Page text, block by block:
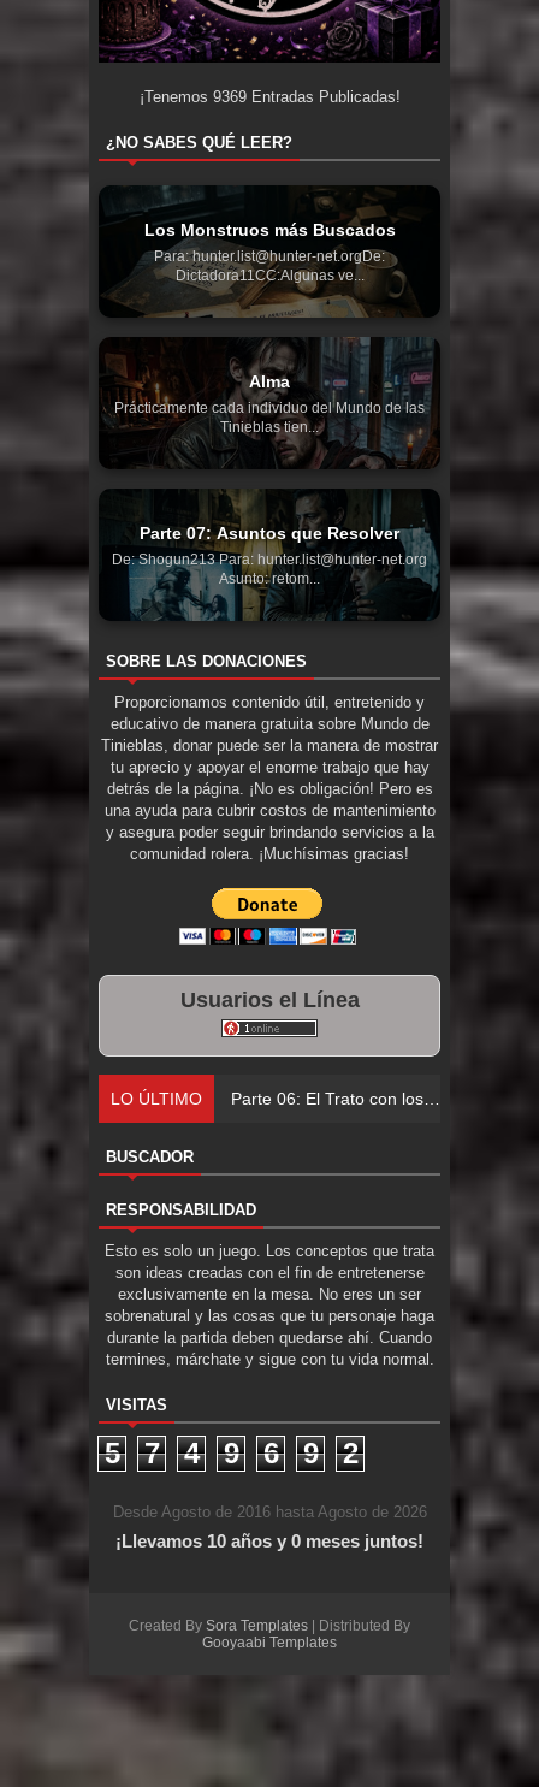
¡Tenemos 9369Entradas Publicadas!
¿NO SABES QUÉ LEER?
Los Monstruos más Buscados
Para: hunter.list@hunter-net.orgDe:
Dictadora11CC:Algunas ve...
Alma
Prácticamente cada individuo del Mundo de las
Tinieblas tien...
Parte 07: Asuntos que Resolver
De: Shogun213 Para: hunter.list@hunter-net.org
Asunto: retom...
SOBRE LAS DONACIONES
Proporcionamos contenido útil, entretenido y
educativo de manera gratuita sobre Mundo de
Tinieblas, donar puede ser la manera de mostrar
tu aprecio y apoyar el enorme trabajo que hay
detrás de la página. ¡No es obligación! Pero es
una ayuda para cubrir costos de mantenimiento
y asegura poder seguir brindando servicios a la
comunidad rolera. ¡Muchísimas gracias!
Usuarios el Línea
LO ÚLTIMO Parte 06: El Trato con los Muertos
BUSCADOR
RESPONSABILIDAD
Esto es solo un juego. Los conceptos que trata
son ideas creadas con el fin de entretenerse
exclusivamente en la mesa. No eres un ser
sobrenatural y las cosas que tu personaje haga
durante la partida deben quedarse ahí. Cuando
termines, márchate y sigue con tu vida normal.
VISITAS
5 7 4 9 6 9 2
Desde Agosto de 2016 hasta Agosto de 2026
¡Llevamos 10 años y 0 meses juntos!
Created By Sora Templates | Distributed By
Gooyaabi Templates